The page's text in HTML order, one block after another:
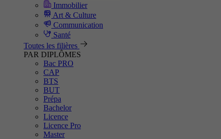
Immobilier
Art & Culture
Communication
Santé
Toutes les filières
PAR DIPLÔMES
Bac PRO
CAP
BTS
BUT
Prépa
Bachelor
Licence
Licence Pro
Master